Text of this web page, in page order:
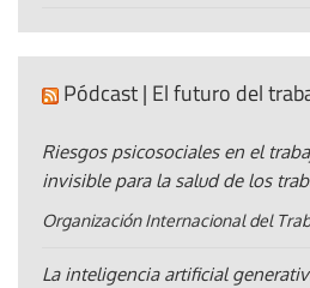
Pódcast | El futuro del
Riesgos psicosociales en el
invisible para la salud de los
Organización Internacional del
La inteligencia artificial